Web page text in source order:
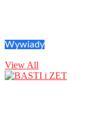
Wywiady
View All